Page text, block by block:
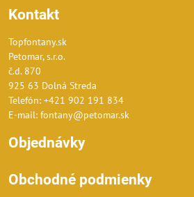
Kontakt
Topfontany.sk
Petomar, s.r.o.
č.d. 870
925 63 Dolná Streda
Telefón: +421 902 191 834
E-mail: fontany@petomar.sk
Objednávky
Obchodné podmienky